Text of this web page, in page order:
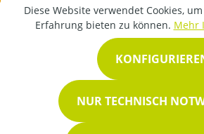
Diese Website verwendet Cookies,
Erfahrung bieten zu können. Mehr
NUR TECHNISCH